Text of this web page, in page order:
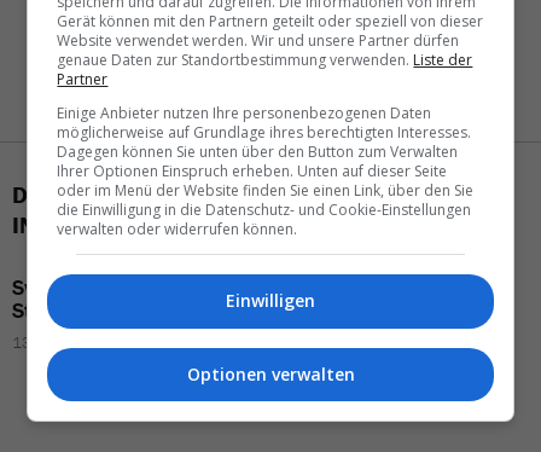
DAS KÖNNTE SIE AUCH
INTERESSIEREN
Swiss
Stopp
Herbst
13.05.2026 – 14:19
800
Franken
anderthalbstündigen
Flug?»
Reto Suter
Gerät können mit den Partnern geteilt oder speziell von dieser
Website verwendet werden. Wir und unsere Partner dürfen
genaue Daten zur Standortbestimmung verwenden. Liste der
Partner
Einige Anbieter nutzen Ihre personenbezogenen Daten
möglicherweise auf Grundlage ihres berechtigten Interesses.
Dagegen können Sie unten über den Button zum Verwalten
Ihrer Optionen Einspruch erheben. Unten auf dieser Seite
oder im Menü der Website finden Sie einen Link, über den Sie
die Einwilligung in die Datenschutz- und Cookie-Einstellungen
verwalten oder widerrufen können.
Einwilligen
Optionen verwalten